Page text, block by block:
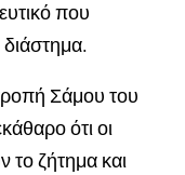
που
Σάμου του
ότι οι
το ζήτημα και